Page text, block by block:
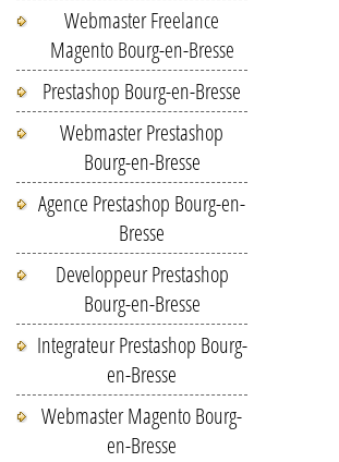
Webmaster Freelance
Magento Bourg-en-Bresse
Prestashop Bourg-en-Bresse
Webmaster Prestashop
Bourg-en-Bresse
Agence Prestashop Bourg-en-
Bresse
Developpeur Prestashop
Bourg-en-Bresse
Integrateur Prestashop Bourg-
en-Bresse
Webmaster Magento Bourg-
en-Bresse